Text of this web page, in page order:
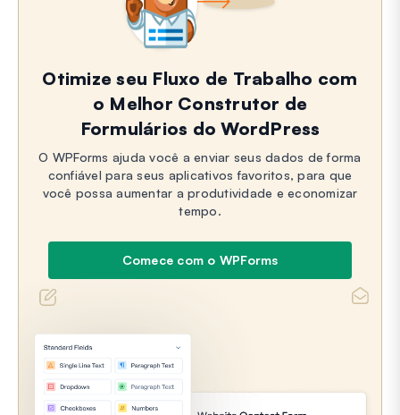
Otimize seu Fluxo de Trabalho com
o Melhor Construtor de
Formulários do WordPress
O WPForms ajuda você a enviar seus dados de forma
confiável para seus aplicativos favoritos, para que
você possa aumentar a produtividade e economizar
tempo.
Comece com o WPForms